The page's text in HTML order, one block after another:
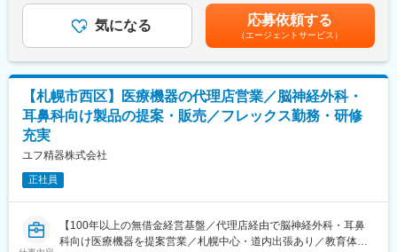
■キャリアパス：
ご経験を積むにつれ、リーダー、主任、係長、課長、所長、ブロ
■企業概要：
車いすの設計・製造・販売を総合的に手掛ける、売上高103億円
の三貴グループで、同社はご利用者様への直接販売やレンタル事
ムや福祉施設をはじめ、全国の官公庁や病院などと幅広く取引実
変更の範囲：会社の定める業務
を行います。
また、ケアマネージャーや福祉介護施設の担当者には、施設で使
用される医療機器や家電、電気機器等の幅広い商材の提案営業を
■配属部署について：
営業一人で外回りが主ですが、3～4名のチームを組んでいます。
います。できないことはリーダーやメンバー間でフォローし合う
■仕事のやりがい：
営業一人が担当するエリアは1～2区程度ですが、長年お付き合い
月）※会社及び個人の業績によります。賃金はあくまでも目安の金
額であり、選考を通じて上下する可能性があります。月給(月額)は
固定手当を含めた表記です。
気になる 応募依頼する
（エージェントサービス）
【札幌市西区】医療機器の代理店営業／脳神経外科・
耳鼻科向け製品の提案・販売／フレックス勤務・研修
充実
ユフ精器株式会社
正社員
【100年以上の無借金経営基盤／代理店経由で脳神経外科・耳鼻
科向け医療機器を提案営業／札幌中心・道内出張あり／教育体制